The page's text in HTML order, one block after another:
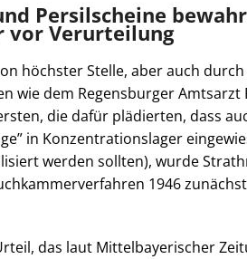
Persilscheine
vor Verurteilung
höchster Stelle, aber auch
wie dem Regensburger Amtsarzt
die dafür plädierten, dass
in Konzentrationslager
werden sollten), wurde
1946
das laut Mittelbayerischer